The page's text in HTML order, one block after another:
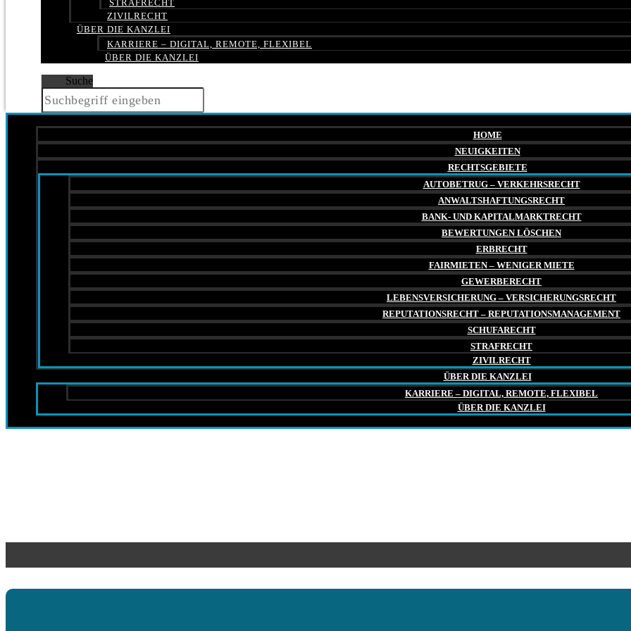
STRAFRECHT
ZIVILRECHT
ÜBER DIE KANZLEI
KARRIERE – DIGITAL, REMOTE, FLEXIBEL
ÜBER DIE KANZLEI
Suche
HOME
NEUIGKEITEN
RECHTSGEBIETE
AUTOBETRUG – VERKEHRSRECHT
ANWALTSHAFTUNGSRECHT
BANK- UND KAPITALMARKTRECHT
BEWERTUNGEN LÖSCHEN
ERBRECHT
FAIRMIETEN – WENIGER MIETE
GEWERBERECHT
LEBENSVERSICHERUNG – VERSICHERUNGSRECHT
REPUTATIONSRECHT – REPUTATIONSMANAGEMENT
SCHUFARECHT
STRAFRECHT
ZIVILRECHT
ÜBER DIE KANZLEI
KARRIERE – DIGITAL, REMOTE, FLEXIBEL
ÜBER DIE KANZLEI